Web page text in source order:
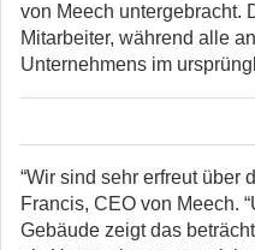
von Meech untergebracht.
Mitarbeiter, während alle
Unternehmens im
“Wir sind sehr erfreut über
Francis, CEO von Meech.
Gebäude zeigt das